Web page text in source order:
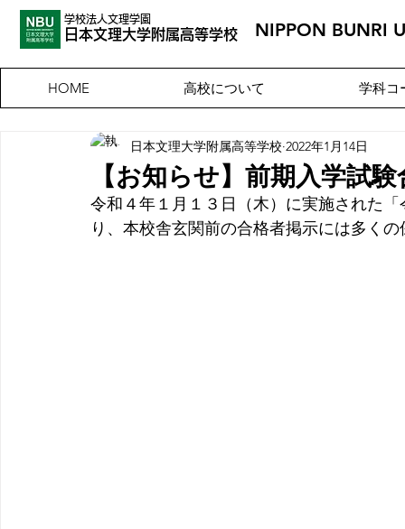
学校法人文理学園
​日本文理大学附属高等学校 NIPPON BUNRI
HOME 高校について 学科コ
【お知らせ】前期入学試
日本文理大学附属高等学校 2022年1月14日
令和４年１月１３日（木）に実施された
り、本校舎玄関前の合格者掲示には多く